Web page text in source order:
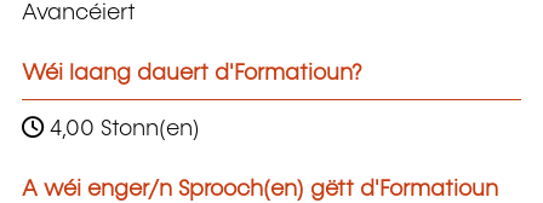
Avancéiert
Wéi laang dauert d'Formatioun?
4,00 Stonn(en)
A wéi enger/n Sprooch(en) gëtt d'Formatioun